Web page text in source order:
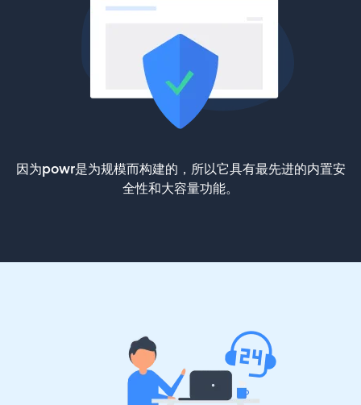
因为powr是为规模而构建的，所以它具有最先进的内置安
全性和大容量功能。